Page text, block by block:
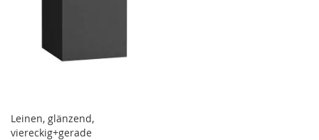
Leinen, glänzend,
viereckig+gerade